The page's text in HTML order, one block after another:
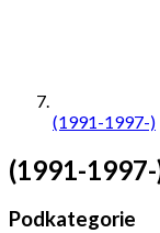
(1991-1997-)
(1991-1997-
Podkategorie